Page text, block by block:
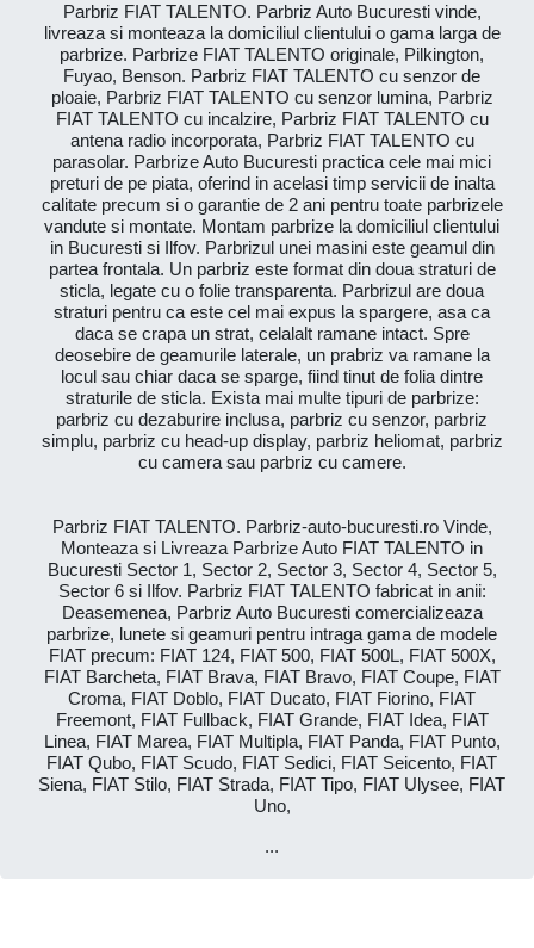
Parbriz FIAT TALENTO. Parbriz Auto Bucuresti vinde,
livreaza si monteaza la domiciliul clientului o gama larga de
parbrize. Parbrize FIAT TALENTO originale, Pilkington,
Fuyao, Benson. Parbriz FIAT TALENTO cu senzor de
ploaie, Parbriz FIAT TALENTO cu senzor lumina, Parbriz
FIAT TALENTO cu incalzire, Parbriz FIAT TALENTO cu
antena radio incorporata, Parbriz FIAT TALENTO cu
parasolar. Parbrize Auto Bucuresti practica cele mai mici
preturi de pe piata, oferind in acelasi timp servicii de inalta
calitate precum si o garantie de 2 ani pentru toate parbrizele
vandute si montate. Montam parbrize la domiciliul clientului
in Bucuresti si Ilfov. Parbrizul unei masini este geamul din
partea frontala. Un parbriz este format din doua straturi de
sticla, legate cu o folie transparenta. Parbrizul are doua
straturi pentru ca este cel mai expus la spargere, asa ca
daca se crapa un strat, celalalt ramane intact. Spre
deosebire de geamurile laterale, un prabriz va ramane la
locul sau chiar daca se sparge, fiind tinut de folia dintre
straturile de sticla. Exista mai multe tipuri de parbrize:
parbriz cu dezaburire inclusa, parbriz cu senzor, parbriz
simplu, parbriz cu head-up display, parbriz heliomat, parbriz
cu camera sau parbriz cu camere.
Parbriz FIAT TALENTO. Parbriz-auto-bucuresti.ro Vinde,
Monteaza si Livreaza Parbrize Auto FIAT TALENTO in
Bucuresti Sector 1, Sector 2, Sector 3, Sector 4, Sector 5,
Sector 6 si Ilfov. Parbriz FIAT TALENTO fabricat in anii:
Deasemenea, Parbriz Auto Bucuresti comercializeaza
parbrize, lunete si geamuri pentru intraga gama de modele
FIAT precum: FIAT 124, FIAT 500, FIAT 500L, FIAT 500X,
FIAT Barcheta, FIAT Brava, FIAT Bravo, FIAT Coupe, FIAT
Croma, FIAT Doblo, FIAT Ducato, FIAT Fiorino, FIAT
Freemont, FIAT Fullback, FIAT Grande, FIAT Idea, FIAT
Linea, FIAT Marea, FIAT Multipla, FIAT Panda, FIAT Punto,
FIAT Qubo, FIAT Scudo, FIAT Sedici, FIAT Seicento, FIAT
Siena, FIAT Stilo, FIAT Strada, FIAT Tipo, FIAT Ulysee, FIAT
Uno,
...